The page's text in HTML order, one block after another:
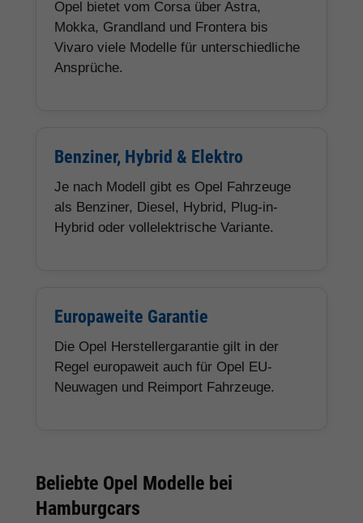
Opel bietet vom Corsa über Astra,
Mokka, Grandland und Frontera bis
Vivaro viele Modelle für unterschiedliche
Ansprüche.
Benziner, Hybrid & Elektro
Je nach Modell gibt es Opel Fahrzeuge
als Benziner, Diesel, Hybrid, Plug-in-
Hybrid oder vollelektrische Variante.
Europaweite Garantie
Die Opel Herstellergarantie gilt in der
Regel europaweit auch für Opel EU-
Neuwagen und Reimport Fahrzeuge.
Beliebte Opel Modelle bei
Hamburgcars